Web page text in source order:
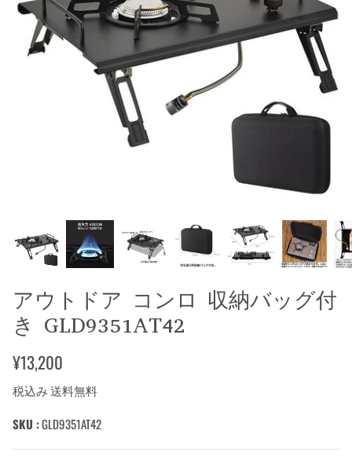
アウトドア コンロ 収納バッグ付
き GLD9351AT42
¥13,200
税込み 送料無料
SKU :GLD9351AT42